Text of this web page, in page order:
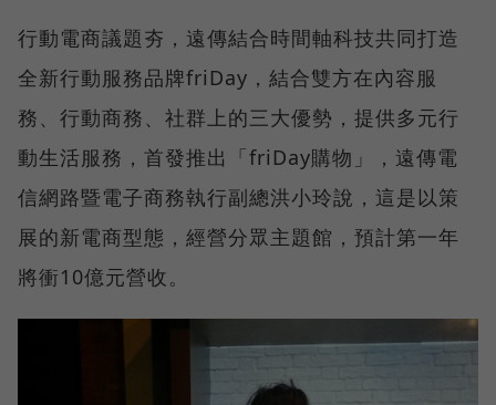
行動電商議題夯，遠傳結合時間軸科技共同打造
全新行動服務品牌friDay，結合雙方在內容服
務、行動商務、社群上的三大優勢，提供多元行
動生活服務，首發推出「friDay購物」，遠傳電
信網路暨電子商務執行副總洪小玲說，這是以策
展的新電商型態，經營分眾主題館，預計第一年
將衝10億元營收。